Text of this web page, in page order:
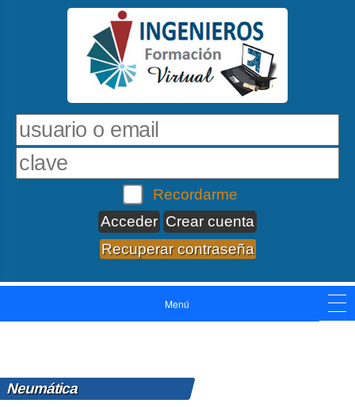
Recordarme
Crear cuenta
Recuperar contraseña
Menú
Neumática